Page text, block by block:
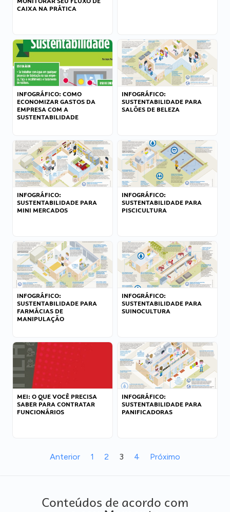
CAIXA NA PRÁTICA
INFOGRÁFICO: COMO
ECONOMIZAR GASTOS DA
EMPRESA COM A
SUSTENTABILIDADE
INFOGRÁFICO:
SUSTENTABILIDADE PARA
SALÕES DE BELEZA
INFOGRÁFICO:
SUSTENTABILIDADE PARA
MINI MERCADOS
INFOGRÁFICO:
SUSTENTABILIDADE PARA
PISCICULTURA
INFOGRÁFICO:
SUSTENTABILIDADE PARA
FARMÁCIAS DE
MANIPULAÇÃO
INFOGRÁFICO:
SUSTENTABILIDADE PARA
SUINOCULTURA
MEI: O QUE VOCÊ PRECISA
SABER PARA CONTRATAR
FUNCIONÁRIOS
INFOGRÁFICO:
SUSTENTABILIDADE PARA
PANIFICADORAS
Anterior 1 2 3 4 Próximo
Conteúdos de acordo com